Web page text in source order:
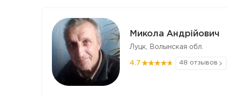
Микола Андрійович
Луцк, Волынская обл.
4.7 48 отзывов